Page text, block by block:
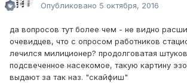
Опубликовано 5 октября, 2016
да вопросов тут более чем - не видно
очевидцев, что с опросом работников
лечился милиционер? продолговатая
подсвеченное насекомое, такую картину
выдают за так наз. "скайфиш"